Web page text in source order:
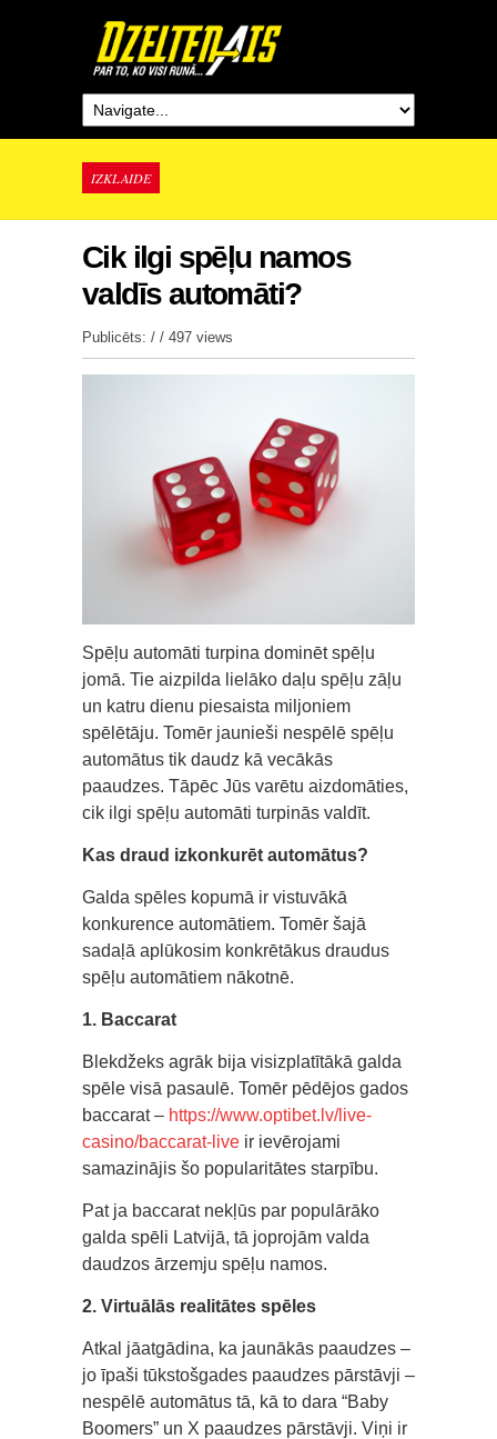
IZKLAIDE
Cik ilgi spēļu namos
valdīs automāti?
Publicēts: / / 497 views
Spēļu automāti turpina dominēt spēļu
jomā. Tie aizpilda lielāko daļu spēļu zāļu
un katru dienu piesaista miljoniem
spēlētāju. Tomēr jaunieši nespēlē spēļu
automātus tik daudz kā vecākās
paaudzes. Tāpēc Jūs varētu aizdomāties,
cik ilgi spēļu automāti turpinās valdīt.
Kas draud izkonkurēt automātus?
Galda spēles kopumā ir vistuvākā
konkurence automātiem. Tomēr šajā
sadaļā aplūkosim konkrētākus draudus
spēļu automātiem nākotnē.
1. Baccarat
Blekdžeks agrāk bija visizplatītākā galda
spēle visā pasaulē. Tomēr pēdējos gados
baccarat – https://www.optibet.lv/live-
casino/baccarat-live ir ievērojami
samazinājis šo popularitātes starpību.
Pat ja baccarat nekļūs par populārāko
galda spēli Latvijā, tā joprojām valda
daudzos ārzemju spēļu namos.
2. Virtuālās realitātes spēles
Atkal jāatgādina, ka jaunākās paaudzes –
jo īpaši tūkstošgades paaudzes pārstāvji –
nespēlē automātus tā, kā to dara “Baby
Boomers” un X paaudzes pārstāvji. Viņi ir